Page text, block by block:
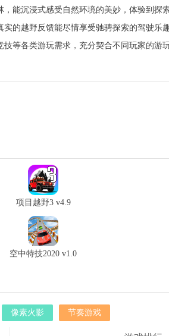
能沉浸式感受自然环境的美妙，体验到探
的越野反馈能尽情享受驰骋探索的驾驶乐趣
等各类游玩需求，充分契合不同玩家的游
项目越野3 v4.9
空中特技2020 v1.0
像素火影 节奏游戏